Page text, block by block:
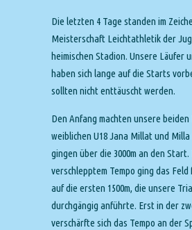
Die letzten 4 Tage standen im
Meisterschaft Leichtathletik der
heimischen Stadion. Unsere Läufer
haben sich lange auf die Starts
sollten nicht enttäuscht werden.
Den Anfang machten unsere
weiblichen U18 Jana Millat und
gingen über die 3000m an den
verschlepptem Tempo ging das
auf die ersten 1500m, die unsere
durchgängig anführte. Erst in der
verschärfte sich das Tempo an der